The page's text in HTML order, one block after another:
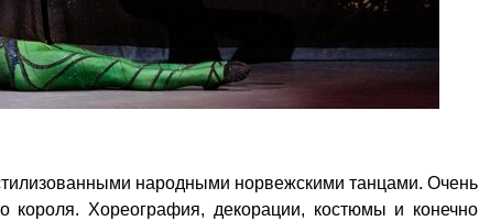
народными норвежскими танцами. Очень
короля. Хореография, декорации, костюмы и конечно